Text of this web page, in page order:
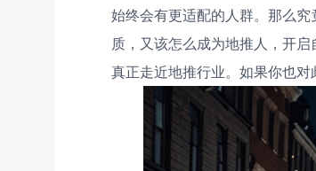
始终会有更适配的人群。那么
质，又该怎么成为地推人，开
真正走近地推行业。如果你也对